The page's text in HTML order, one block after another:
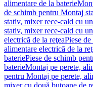
alimentare de la baterie
de schimb pentru Montaj
stativ, mixer rece-cald cu
stativ, mixer rece-cald cu
electrică de la reţeaPiese
alimentare electrică de la
bateriePiese de schimb
baterieMontaj pe perete,
pentru Montaj pe perete,
mixer cu două butoane de